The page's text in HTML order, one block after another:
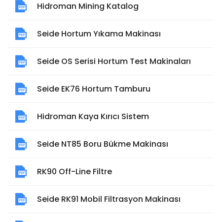
Hidroman Mining Katalog
Seide Hortum Yıkama Makinası
Seide OS Serisi Hortum Test Makinaları
Seide EK76 Hortum Tamburu
Hidroman Kaya Kırıcı Sistem
Seide NT85 Boru Bükme Makinası
RK90 Off-Line Filtre
Seide RK91 Mobil Filtrasyon Makinası